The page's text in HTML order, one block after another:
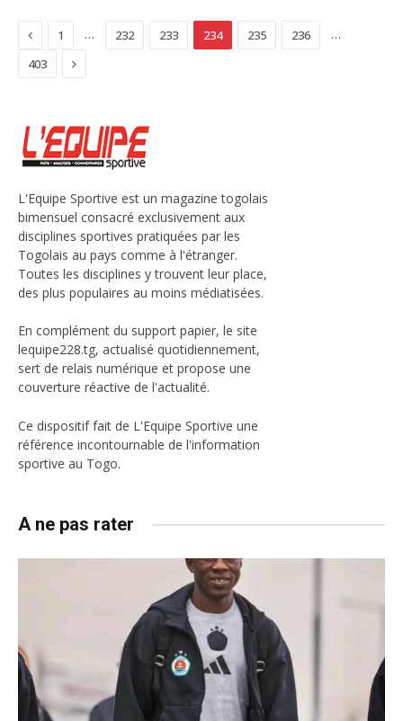
Previous
1 … 232 233 234 235 236
…
403
Next
L'Equipe Sportive est un magazine togolais
bimensuel consacré exclusivement aux
disciplines sportives pratiquées par les
Togolais au pays comme à l'étranger.
Toutes les disciplines y trouvent leur place,
des plus populaires au moins médiatisées.
En complément du support papier, le site
lequipe228.tg, actualisé quotidiennement,
sert de relais numérique et propose une
couverture réactive de l'actualité.
Ce dispositif fait de L'Equipe Sportive une
référence incontournable de l'information
sportive au Togo.
A ne pas rater